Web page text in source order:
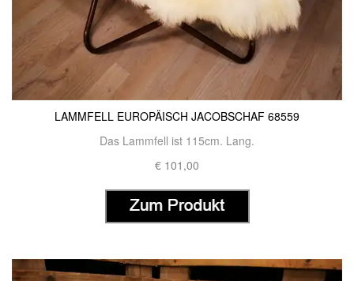
LAMMFELL EUROPÄISCH JACOBSCHAF 68559
Das Lammfell ist 115cm. Lang.
€ 101,00